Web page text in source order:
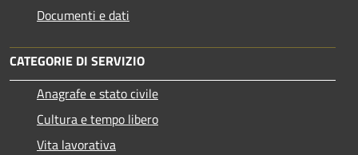
Documenti e dati
CATEGORIE DI SERVIZIO
Anagrafe e stato civile
Cultura e tempo libero
Vita lavorativa